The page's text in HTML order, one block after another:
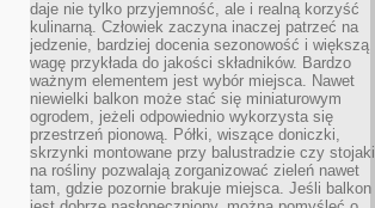
daje nie tylko przyjemność, ale i realną korzyść
kulinarną. Człowiek zaczyna inaczej patrzeć na
jedzenie, bardziej docenia sezonowość i większą
wagę przykłada do jakości składników. Bardzo
ważnym elementem jest wybór miejsca. Nawet
niewielki balkon może stać się miniaturowym
ogrodem, jeżeli odpowiednio wykorzysta się
przestrzeń pionową. Półki, wiszące doniczki,
skrzynki montowane przy balustradzie czy stojaki
na rośliny pozwalają zorganizować zieleń nawet
tam, gdzie pozornie brakuje miejsca. Jeśli balkon